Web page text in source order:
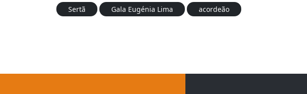
Sertã
Gala Eugénia Lima acordeão